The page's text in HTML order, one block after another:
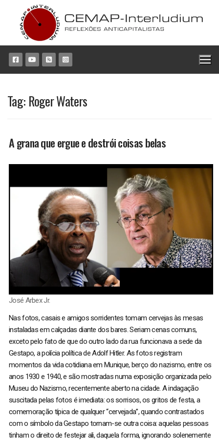
conteúdo
Tag: Roger Waters
A grana que ergue e destrói coisas belas
José Arbex Jr.
Nas fotos, casais e amigos sorridentes tomam cervejas às mesas
instaladas em calçadas diante dos bares. Seriam cenas comuns,
exceto pelo fato de que do outro lado da rua funcionava a sede da
Gestapo, a polícia política de Adolf Hitler. As fotos registram
momentos da vida cotidiana em Munique, berço do nazismo, entre os
anos 1930 e 1940, e são mostradas numa exposição organizada pelo
Museu do Nazismo, recentemente aberto na cidade. A indagação
suscitada pelas fotos é imediata: os sorrisos, os gritos de festa, a
comemoração típica de qualquer “cervejada”, quando contrastados
com o símbolo da Gestapo tornam-se outra coisa: aquelas pessoas
tinham o direito de festejar ali, daquela forma, ignorando solenemente